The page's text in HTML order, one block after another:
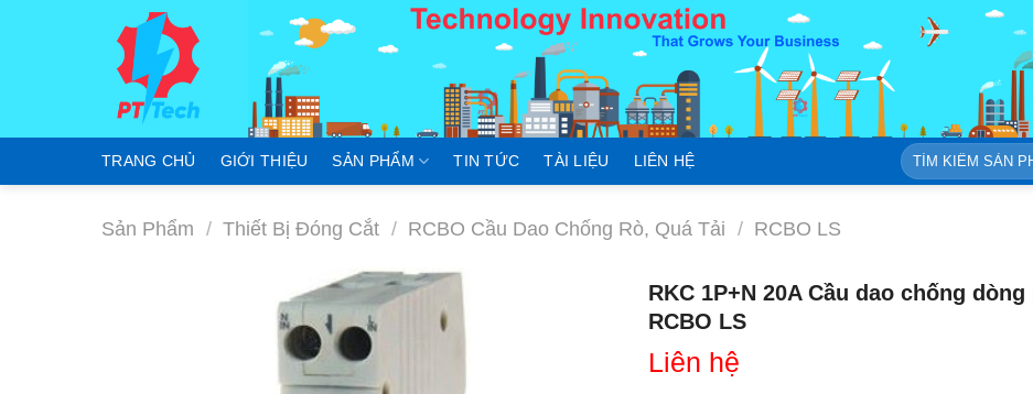
TRANG CHỦ GIỚI THIỆU SẢN PHẨM TIN TỨC TÀI LIỆU LIÊN HỆ
Tìm
kiếm:
Sản Phẩm / Thiết Bị Đóng Cắt / RCBO Cầu Dao Chống Rò, Quá Tải / RCBO LS
RKC 1P+N 20A Cầu dao chống
RCBO LS
Liên hệ